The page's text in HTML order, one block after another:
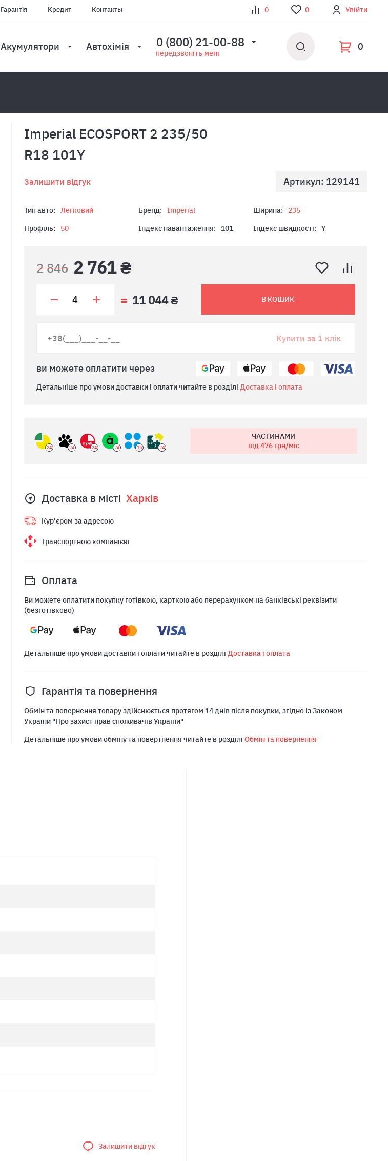
Гарантія Кредит Контакты 0 0 Увійти
Акумулятори Автохімія 0 (800) 21-00-88
передзвоніть мені
0
Imperial ECOSPORT 2 235/50
R18 101Y
Залишити відгук Артикул: 129141
Тип авто: Легковий Бренд: Imperial Ширина:
235
Профіль:
50 Індекс навантаження: 101 Індекс швидкості: Y
2 846 2 761 ₴
11 044 ₴ В КОШИК
Купити за 1 клік
ви можете оплатити через
Детальніше про умови доставки і оплати читайте в розділі Доставка і оплата
24 24 24 24 15 24
ЧАСТИНАМИ
від 476грн/міс
Доставка в місті Харкiв
Кур'єром за адресою
Транспортною компанією
Оплата
Ви можете оплатити покупку готівкою, карткою або перерахунком на банківські реквізити
(безготівково)
Детальніше про умови доставки і оплати читайте в розділі Доставка і оплата
Гарантія та повернення
Обмін та повернення товару здійснюється протягом 14 днів після покупки, згідно із Законом
України "Про захист прав споживачів України"
Детальніше про умови обміну та повертнення читайте в розділі Обмін та повернення
Залишити відгук